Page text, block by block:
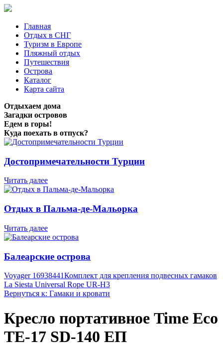
Главная
Отдых в СНГ
Туризм в Европе
Пляжный отдых
Путешествия
Острова
Каталог
Карта сайта
Отдыхаем дома
Загадки островов
Едем в горы!
Куда поехать в отпуск?
Достопримечательности Турции
Читать далее
Отдых в Пальма-де-Мальорка
Читать далее
Балеарские острова
Voyager 16938441Комплект для крепления подвесных гамаков
La Siesta Universal Rope UR-H3
Вернуться к: Гамаки и кровати
Кресло портативное Time Eco
ТЕ-17 SD-140 ЕП